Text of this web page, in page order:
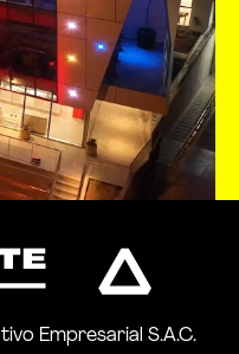
Empresarial S.A.C.